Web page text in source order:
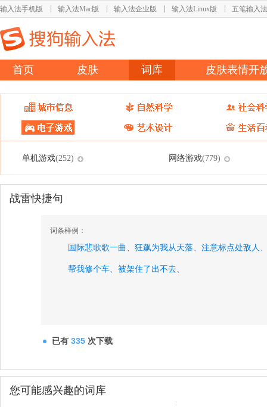
输入法手机版 输入法Mac版 输入法企业版 输入法Linux版 五笔输入法
首页 皮肤 词库 皮肤表情开
单机游戏(252) 网络游戏(779)
战雷快捷句
词条样例：
国际悲歌歌一曲、 狂飙为我从天落、 注意标点处敌人
帮我修个车、 被架住了出不去、
已有 335 次下载
您可能感兴趣的词库